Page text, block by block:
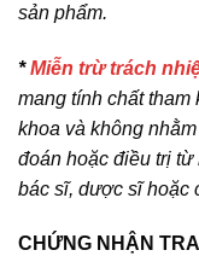
sản phẩm.
*Miễn trừ trách
mang tính chất
khoa và không
đoán hoặc điều trị
bác sĩ, dược sĩ hoặc
CHỨNG NHẬN